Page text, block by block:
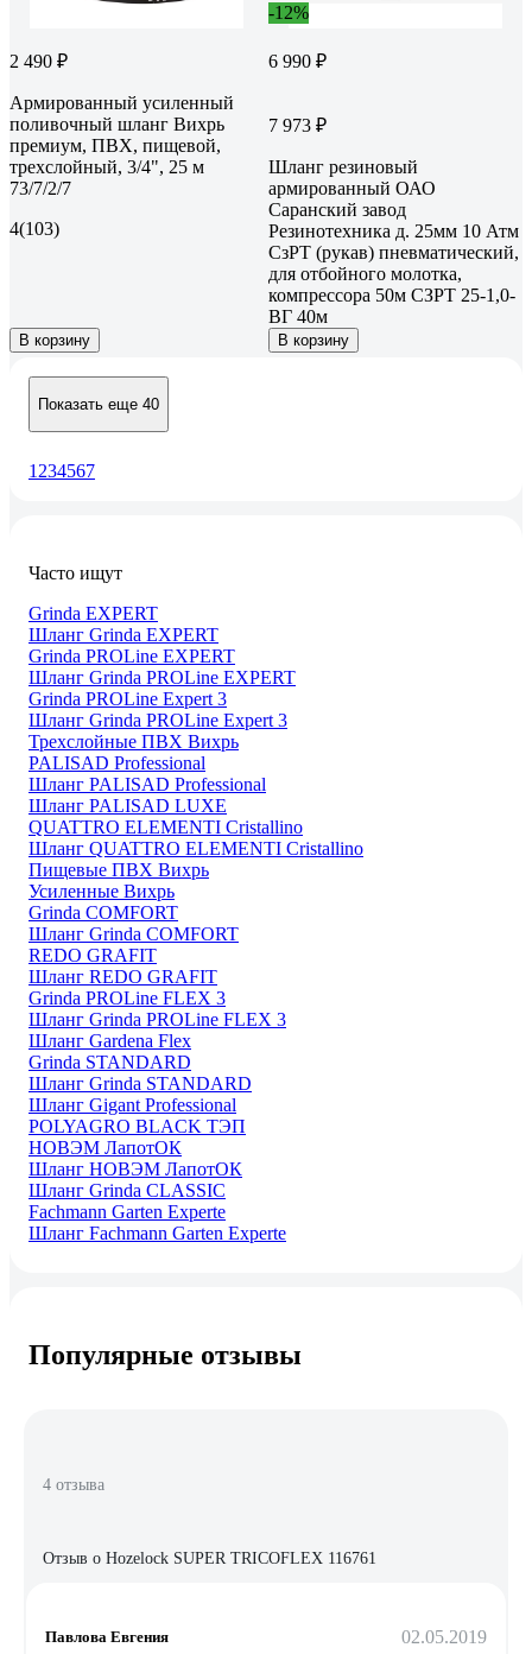
2 490 ₽
Армированный усиленный
поливочный шланг Вихрь
премиум, ПВХ, пищевой,
трехслойный, 3/4", 25 м
73/7/2/7
4(103)
В корзину
-12%
6 990 ₽
7 973 ₽
Шланг резиновый
армированный ОАО
Саранский завод
Резинотехника д. 25мм 10 Атм
СзРТ (рукав) пневматический,
для отбойного молотка,
компрессора 50м СЗРТ 25-1,0-
ВГ 40м
В корзину
Показать еще 40
1 234567
Часто ищут
Grinda EXPERT
Шланг Grinda EXPERT
Grinda PROLine EXPERT
Шланг Grinda PROLine EXPERT
Grinda PROLine Expert 3
Шланг Grinda PROLine Expert 3
Трехслойные ПВХ Вихрь
PALISAD Professional
Шланг PALISAD Professional
Шланг PALISAD LUXE
QUATTRO ELEMENTI Cristallino
Шланг QUATTRO ELEMENTI Cristallino
Пищевые ПВХ Вихрь
Усиленные Вихрь
Grinda COMFORT
Шланг Grinda COMFORT
REDO GRAFIT
Шланг REDO GRAFIT
Grinda PROLine FLEX 3
Шланг Grinda PROLine FLEX 3
Шланг Gardena Flex
Grinda STANDARD
Шланг Grinda STANDARD
Шланг Gigant Professional
POLYAGRO BLACK ТЭП
НОВЭМ ЛапотОК
Шланг НОВЭМ ЛапотОК
Шланг Grinda CLASSIC
Fachmann Garten Experte
Шланг Fachmann Garten Experte
Популярные отзывы
4 отзыва
Отзыв о Hozelock SUPER TRICOFLEX 116761
Павлова Евгения 02.05.2019